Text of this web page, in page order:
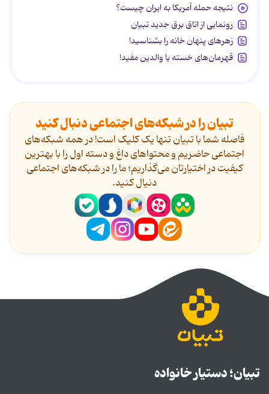
نتیجه حمله آمریکا به ایران چیست؟
رونمایی از اتاق برق جدید تبیان
زهرهای پنهان خانه را بشناسید!
قهرمان‌های خسته یا والدین مفید!
تبیان را در شبکه‌های اجتماعی دنبال کنید
فاصله شما با تبیان تنها یک کلیک است! در همه شبکه‌های
اجتماعی حاضریم و محتواهای داغ و دسته اول را با بهترین
کیفیت در اختیارتان می‌گذاریم؛ ما را در شبکه‌های اجتماعی
دنیال کنید.
تبیان؛ دستیار خانواده